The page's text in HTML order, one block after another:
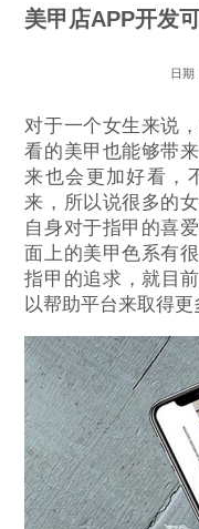
美甲店APP开发
日期
对于一个女生来说
看的美甲也能够带
来也会更加好看，
来，所以说很多的
自身对于指甲的喜
面上的美甲色系有
指甲的追求，就目
以帮助平台来取得更